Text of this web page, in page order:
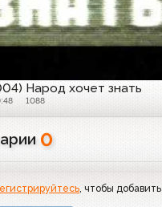
Народ хочет знать
1088
0
, чтобы добавить